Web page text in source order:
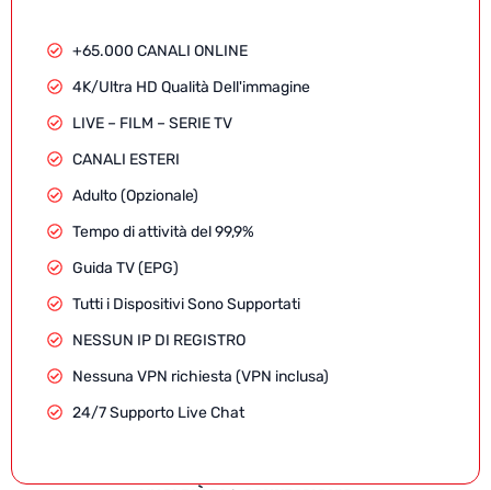
+65.000 CANALI ONLINE
4K/Ultra HD Qualità Dell'immagine
LIVE – FILM – SERIE TV
CANALI ESTERI
Adulto (Opzionale)
Tempo di attività del 99,9%
Guida TV (EPG)
Tutti i Dispositivi Sono Supportati
NESSUN IP DI REGISTRO
Nessuna VPN richiesta (VPN inclusa)
24/7 Supporto Live Chat